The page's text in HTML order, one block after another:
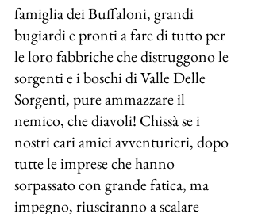
famiglia dei Buffaloni, grandi
bugiardi e pronti a fare di tutto per
le loro fabbriche che distruggono le
sorgenti e i boschi di Valle Delle
Sorgenti, pure ammazzare il
nemico, che diavoli! Chissà se i
nostri cari amici avventurieri, dopo
tutte le imprese che hanno
sorpassato con grande fatica, ma
impegno, riusciranno a scalare